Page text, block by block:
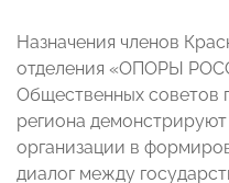
Назначения членов
отделения «ОПОРЫ
Общественных советов
региона
организации в
диалог между